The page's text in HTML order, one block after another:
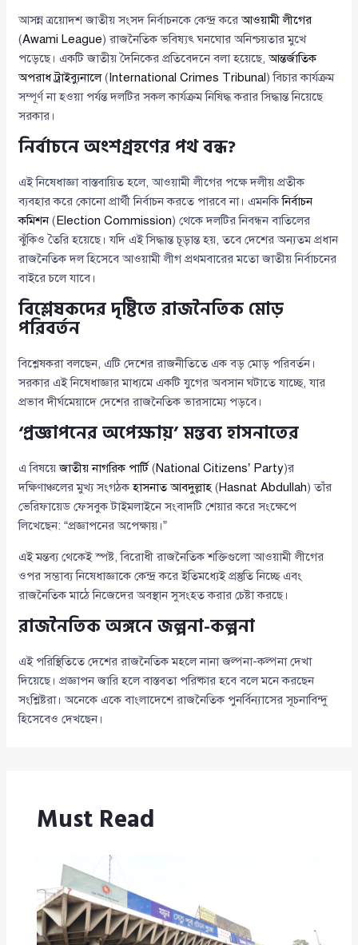
আসন্ন ত্রয়োদশ জাতীয় সংসদ নির্বাচনকে কেন্দ্র করেআওয়ামী লীগের
(Awami League) রাজনৈতিক ভবিষ্যৎ ঘনঘোর অনিশ্চয়তার মুখে
পড়েছে। একটি জাতীয় দৈনিকের প্রতিবেদনে বলা হয়েছে,আন্তর্জাতিক
অপরাধ ট্রাইব্যুনালে(International Crimes Tribunal) বিচার কার্যক্রম
সম্পূর্ণ না হওয়া পর্যন্ত দলটির সকল কার্যক্রম নিষিদ্ধ করার সিদ্ধান্ত নিয়েছে
সরকার।
নির্বাচনে অংশগ্রহণের পথ বন্ধ?
এই নিষেধাজ্ঞা বাস্তবায়িত হলে, আওয়ামী লীগের পক্ষে দলীয় প্রতীক
ব্যবহার করে কোনো প্রার্থী নির্বাচন করতে পারবে না। এমনকিনির্বাচন
কমিশন(Election Commission) থেকে দলটির নিবন্ধন বাতিলের
ঝুঁকিও তৈরি হয়েছে। যদি এই সিদ্ধান্ত চূড়ান্ত হয়, তবে দেশের অন্যতম প্রধান
রাজনৈতিক দল হিসেবে আওয়ামী লীগ প্রথমবারের মতো জাতীয় নির্বাচনের
বাইরে চলে যাবে।
বিশ্লেষকদের দৃষ্টিতে রাজনৈতিক মোড়
পরিবর্তন
বিশ্লেষকরা বলছেন, এটি দেশের রাজনীতিতে এক বড় মোড় পরিবর্তন।
সরকার এই নিষেধাজ্ঞার মাধ্যমে একটি যুগের অবসান ঘটাতে যাচ্ছে, যার
প্রভাব দীর্ঘমেয়াদে দেশের রাজনৈতিক ভারসাম্যে পড়বে।
‘প্রজ্ঞাপনের অপেক্ষায়’ মন্তব্য হাসনাতের
এ বিষয়েজাতীয় নাগরিক পার্টি (National Citizens’ Party)র
দক্ষিণাঞ্চলের মুখ্য সংগঠকহাসনাত আবদুল্লাহ (Hasnat Abdullah) তাঁর
ভেরিফায়েড ফেসবুক টাইমলাইনে সংবাদটি শেয়ার করে সংক্ষেপে
লিখেছেন: “প্রজ্ঞাপনের অপেক্ষায়।”
এই মন্তব্য থেকেই স্পষ্ট, বিরোধী রাজনৈতিক শক্তিগুলো আওয়ামী লীগের
ওপর সম্ভাব্য নিষেধাজ্ঞাকে কেন্দ্র করে ইতিমধ্যেই প্রস্তুতি নিচ্ছে এবং
রাজনৈতিক মাঠে নিজেদের অবস্থান সুসংহত করার চেষ্টা করছে।
রাজনৈতিক অঙ্গনে জল্পনা-কল্পনা
এই পরিস্থিতিতে দেশের রাজনৈতিক মহলে নানা জল্পনা-কল্পনা দেখা
দিয়েছে। প্রজ্ঞাপন জারি হলে বাস্তবতা পরিষ্কার হবে বলে মনে করছেন
সংশ্লিষ্টরা। অনেকে একে বাংলাদেশে রাজনৈতিক পুনর্বিন্যাসের সূচনাবিন্দু
হিসেবেও দেখছেন।
Must Read